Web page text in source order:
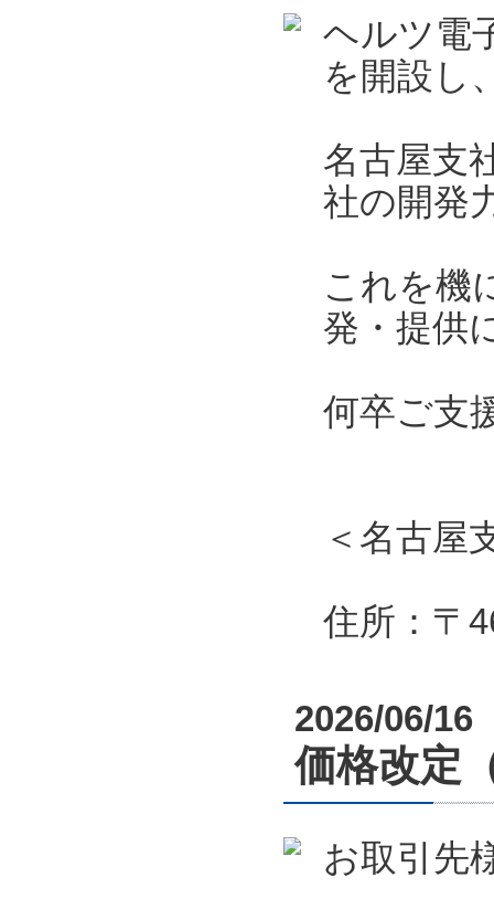
ヘルツ電
を開設し
名古屋支
社の開発
これを機
発・提供
何卒ご支
＜名古屋
住所：〒
2026/06/16
価格改定
お取引先